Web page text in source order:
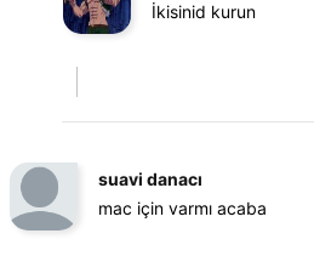
İkisinid kurun
suavi danacı
mac için varmı acaba